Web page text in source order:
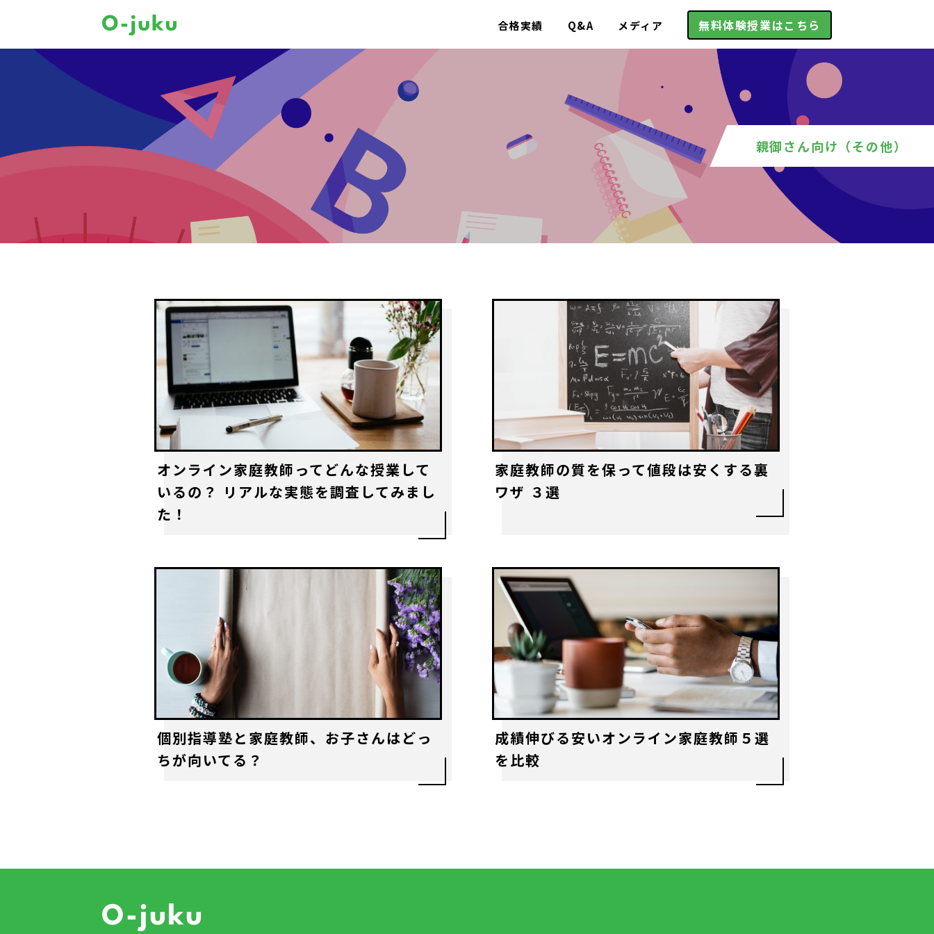
合格実績 Q&A メディア 無料体験授業はこちら
親御さん向け（その他）
オンライン家庭教師ってどんな授業して
いるの？ リアルな実態を調査してみまし
た！
家庭教師の質を保って値段は安くする裏
ワザ ３選
個別指導塾と家庭教師、お子さんはどっ
ちが向いてる？
成績伸びる安いオンライン家庭教師５選
を比較